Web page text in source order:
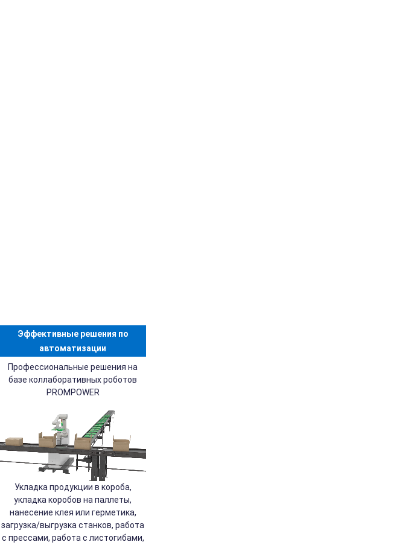
Эффективные решения по
автоматизации
Профессиональные решения на
базе коллаборативных роботов
PROMPOWER
Укладка продукции в короба,
укладка коробов на паллеты,
нанесение клея или герметика,
загрузка/выгрузка станков, работа
с прессами, работа с листогибами,